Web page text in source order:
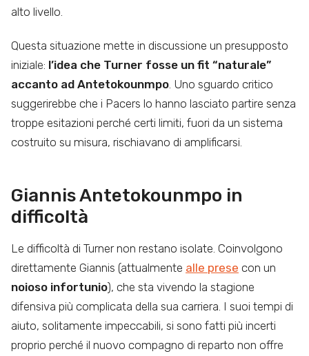
alto livello.
Questa situazione mette in discussione un presupposto
iniziale: l’idea che Turner fosse un fit “naturale”
accanto ad Antetokounmpo . Uno sguardo critico
suggerirebbe che i Pacers lo hanno lasciato partire senza
troppe esitazioni perché certi limiti, fuori da un sistema
costruito su misura, rischiavano di amplificarsi.
Giannis Antetokounmpo in
difficoltà
Le difficoltà di Turner non restano isolate. Coinvolgono
direttamente Giannis (attualmente alle prese con un
noioso infortunio), che sta vivendo la stagione
difensiva più complicata della sua carriera. I suoi tempi di
aiuto, solitamente impeccabili, si sono fatti più incerti
proprio perché il nuovo compagno di reparto non offre